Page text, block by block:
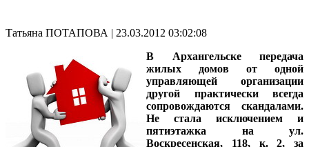
Татьяна ПОТАПОВА | 23.03.2012 03:02:08
В Архангельске передача
жилых домов от одной
управляющей организации
другой практически всегда
сопровождаются скандалами.
Не стала исключением и
пятиэтажка на ул.
Воскресенская, 118, к. 2, за